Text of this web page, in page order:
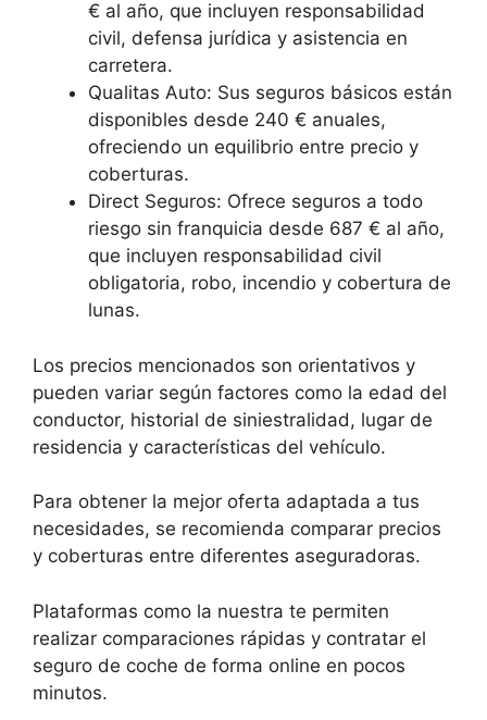
€ al año, que incluyen responsabilidad
civil, defensa jurídica y asistencia en
carretera.
Qualitas Auto: Sus seguros básicos están
disponibles desde 240 € anuales,
ofreciendo un equilibrio entre precio y
coberturas.
Direct Seguros: Ofrece seguros a todo
riesgo sin franquicia desde 687 € al año,
que incluyen responsabilidad civil
obligatoria, robo, incendio y cobertura de
lunas.
Los precios mencionados son orientativos y
pueden variar según factores como la edad del
conductor, historial de siniestralidad, lugar de
residencia y características del vehículo.
Para obtener la mejor oferta adaptada a tus
necesidades, se recomienda comparar precios
y coberturas entre diferentes aseguradoras.
Plataformas como la nuestra te permiten
realizar comparaciones rápidas y contratar el
seguro de coche de forma online en pocos
minutos.